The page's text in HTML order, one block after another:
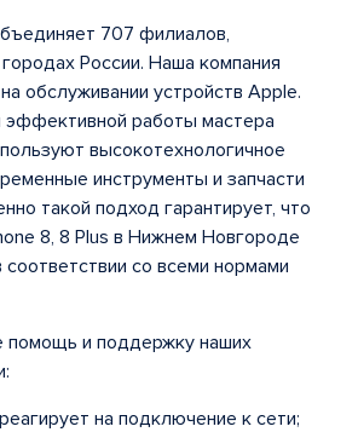
707 филиалов,
России. Наша компания
обслуживании устройств Apple.
эффективной работы мастера
высокотехнологичное
инструменты и запчасти
такой подход гарантирует, что
8, 8 Plus в Нижнем Новгороде
со всеми нормами
помощь и поддержку наших
на подключение к сети;